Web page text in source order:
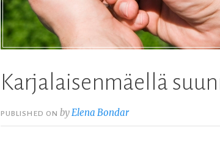
Karjalaisenmäellä
PUBLISHED ONby Elena Bondar